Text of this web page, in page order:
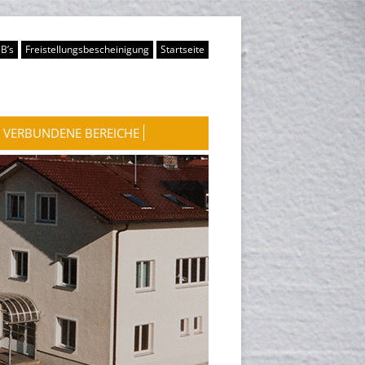
Freistellungsbescheinigung Startseite
VERBUNDENE BEREICHE
WASSERKRAFTWERKE
WOHNUNGSVERMIETUNG